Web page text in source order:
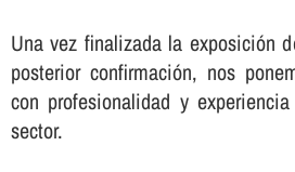
Una vez finalizada la exposición
posterior confirmación, nos
con profesionalidad y
sector.